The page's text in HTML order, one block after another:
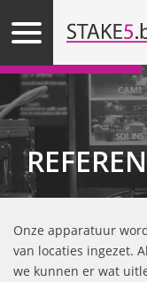
Onze apparatuur
van locaties ingezet.
we kunnen er wat